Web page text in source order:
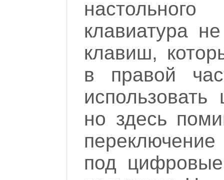
клавиатура
клавиш,
в правой
но здесь
под